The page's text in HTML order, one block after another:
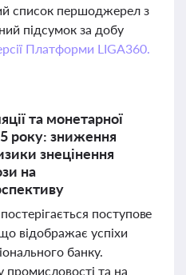
список першоджерел з
підсумок за добу
Платформи LIGA360.
та монетарної
року: зниження
знецінення
на
поступове
відображає успіхи
банку.
промисловості та на